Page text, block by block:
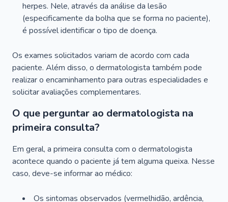
herpes. Nele, através da análise da lesão
(especificamente da bolha que se forma no paciente),
é possível identificar o tipo de doença.
Os exames solicitados variam de acordo com cada
paciente. Além disso, o dermatologista também pode
realizar o encaminhamento para outras especialidades e
solicitar avaliações complementares.
O que perguntar ao dermatologista na
primeira consulta?
Em geral, a primeira consulta com o dermatologista
acontece quando o paciente já tem alguma queixa. Nesse
caso, deve-se informar ao médico:
Os sintomas observados (vermelhidão, ardência,